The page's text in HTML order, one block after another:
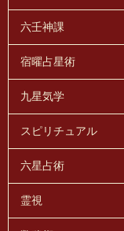
六壬神課
宿曜占星術
九星気学
スピリチュアル
六星占術
霊視